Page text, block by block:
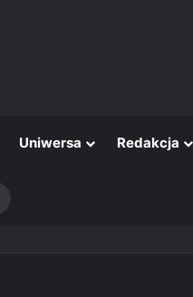
Uniwersa Redakcja